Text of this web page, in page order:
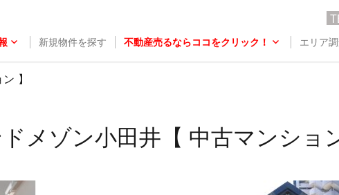
新規物件を探す 不動産売るならココをクリック！ エリア
】
メゾン小田井【 中古マンショ